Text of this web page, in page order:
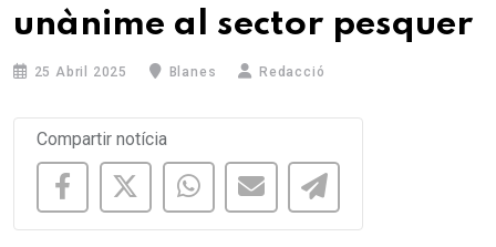
unànime al sector pesquer
25 Abril 2025 Blanes Redacció
Compartir notícia